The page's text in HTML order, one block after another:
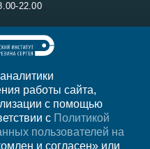
22.00
Ереван
сетях
работы сайта,
с помощью
с Политикой
пользователей на
и согласен» или